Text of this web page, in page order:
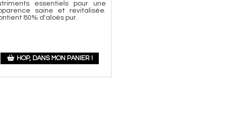
essentiels pour une
saine et revitalisée.
80% d'aloès pur.
HOP, DANS MON PANIER !